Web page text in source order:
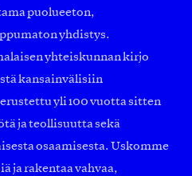
puolueeton,
yhdistys.
yhteiskunnan kirjo
kansainvälisiin
yli 100 vuotta sitten
ja teollisuutta sekä
osaamisesta. Uskomme
ja rakentaa vahvaa,